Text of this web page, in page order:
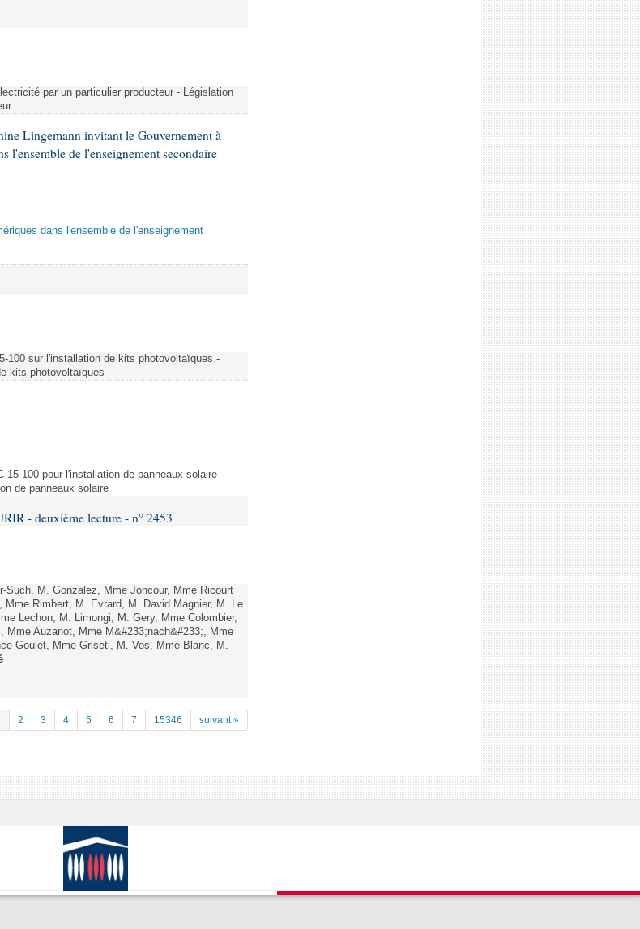
par un particulier producteur - Législation
Lingemann invitant le Gouvernement à
l'ensemble de l'enseignement secondaire
dans l'ensemble de l'enseignement
100 sur l'installation de kits photovoltaïques -
kits photovoltaïques
100 pour l'installation de panneaux solaire -
de panneaux solaire
- deuxième lecture - n° 2453
M. Gonzalez, Mme Joncour, Mme Ricourt
Rimbert, M. Evrard, M. David Magnier, M. Le
Lechon, M. Limongi, M. Gery, Mme Colombier,
Mme Auzanot, Mme M&#233;nach&#233;, Mme
Goulet, Mme Griseti, M. Vos, Mme Blanc, M.
2 3 4 5 6 7 15346 suivant »